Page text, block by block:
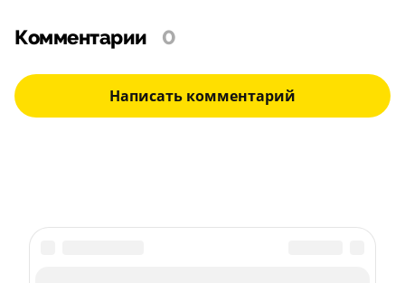
Комментарии 0
Написать комментарий